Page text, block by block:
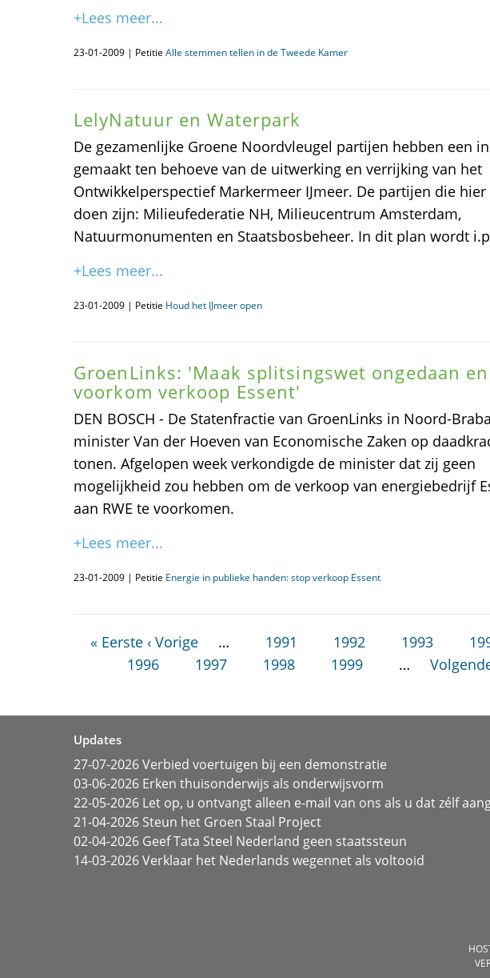
+Lees meer...
23-01-2009 | Petitie Alle stemmen tellen in de Tweede Kamer
LelyNatuur en Waterpark
De gezamenlijke Groene Noordvleugel partijen hebben een
gemaakt ten behoeve van de uitwerking en verrijking van het
Ontwikkelperspectief Markermeer IJmeer. De partijen die hier
doen zijn: Milieufederatie NH, Milieucentrum Amsterdam,
Natuurmonumenten en Staatsbosbeheer. In dit plan wordt
+Lees meer...
23-01-2009 | Petitie Houd het IJmeer open
GroenLinks: 'Maak splitsingswet ongedaan en
voorkom verkoop Essent'
DEN BOSCH - De Statenfractie van GroenLinks in Noord-
minister Van der Hoeven van Economische Zaken op
tonen. Afgelopen week verkondigde de minister dat zij geen
mogelijkheid zou hebben om de verkoop van energiebedrijf
aan RWE te voorkomen.
+Lees meer...
23-01-2009 | Petitie Energie in publieke handen: stop verkoop Essent
« Eerste ‹ Vorige … 1991 1992 1993
1996
1997 1998 1999 …
Updates
27-07-2026 Verbied voertuigen bij een demonstratie
03-06-2026 Erken thuisonderwijs als onderwijsvorm
22-05-2026 Let op, u ontvangt alleen e-mail van ons als u dat zélf
21-04-2026 Steun het Groen Staal Project
02-04-2026 Geef Tata Steel Nederland geen staatssteun
14-03-2026 Verklaar het Nederlands wegennet als voltooid